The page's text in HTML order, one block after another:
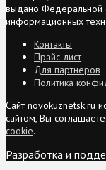
выдано Федеральной
информационных
Контакты
Прайс-лист
Для партнеров
Политика
Сайт novokuznetsk.ru
сайтом, Вы
cookie.
Разработка и